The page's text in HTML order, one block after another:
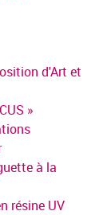
d'Art et
»
à la
résine UV